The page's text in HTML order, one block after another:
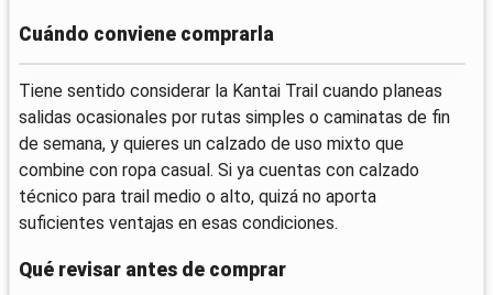
Cuándo conviene comprarla
Tiene sentido considerar la Kantai Trail cuando planeas
salidas ocasionales por rutas simples o caminatas de fin
de semana, y quieres un calzado de uso mixto que
combine con ropa casual. Si ya cuentas con calzado
técnico para trail medio o alto, quizá no aporta
suficientes ventajas en esas condiciones.
Qué revisar antes de comprar